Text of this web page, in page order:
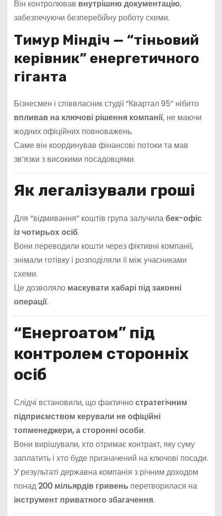
Він контролював внутрішню документацію,
забезпечуючи безперебійну роботу схеми.
Тимур Міндіч — “тіньовий
керівник” енергетичного
гіганта
Бізнесмен і співвласник студії “Квартал 95” нібито
впливав на ключові рішення компанії, не маючи
жодних офіційних повноважень.
Саме він координував фінансові потоки та мав
зв’язки з високими посадовцями.
Як легалізували гроші
Для “відмивання” коштів група залучилабек-офіс
із чотирьох осіб.
Вони переводили кошти через фіктивні компанії,
знімали готівку і розподіляли її між учасниками
схеми.
Це дозволяло маскувати хабарі під законні
операції.
“Енергоатом” під
контролем сторонніх
осіб
Слідчі встановили, що фактичностратегічним
підприємством керували не офіційні
топменеджери, а сторонні особи.
Вони вирішували, хто отримає контракт, яку суму
заплатить і хто буде призначений на ключові посади.
У результаті державна компанія з річним доходом
понад200 мільярдів гривень перетворилася на
інструмент приватного збагачення.